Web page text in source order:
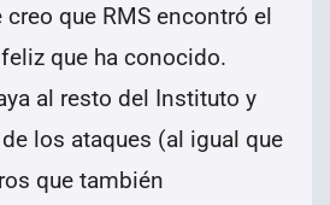
creo que RMS encontró el
que ha conocido.
al resto del Instituto y
los ataques (al igual que
que también